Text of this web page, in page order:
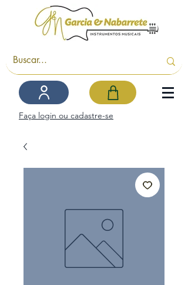
Faça login ou cadastre-se